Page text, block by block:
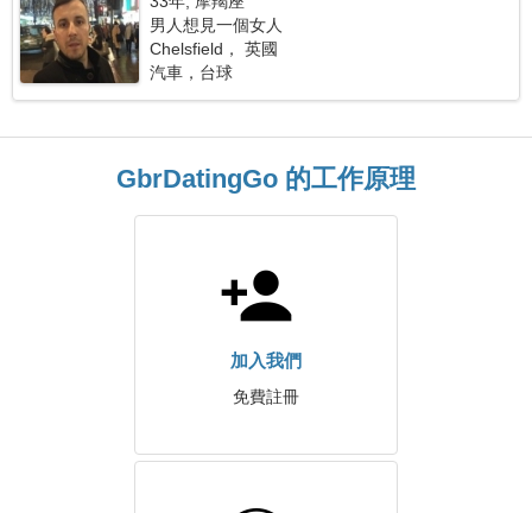
男人想見一個女人
Chelsfield， 英國
汽車，台球
GbrDatingGo 的工作原理
加入我們
免費註冊